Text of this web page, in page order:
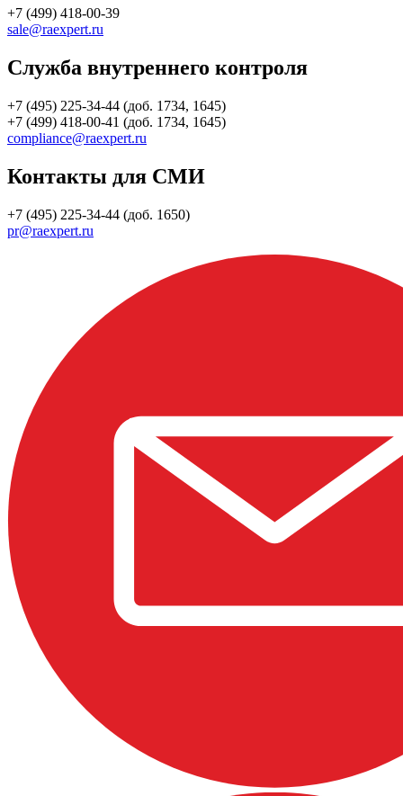
+7 (499) 418-00-39
sale@raexpert.ru
Служба внутреннего контроля
+7 (495) 225-34-44 (доб. 1734, 1645)
+7 (499) 418-00-41 (доб. 1734, 1645)
compliance@raexpert.ru
Контакты для СМИ
+7 (495) 225-34-44 (доб. 1650)
pr@raexpert.ru